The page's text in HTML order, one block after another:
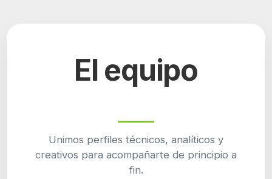
El equipo
Unimos perfiles técnicos, analíticos y
creativos para acompañarte de principio a
fin.